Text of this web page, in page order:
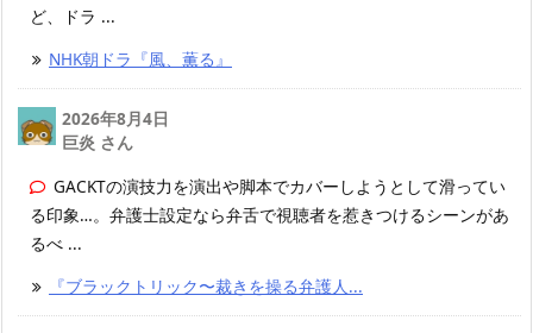
ど、ドラ ...
NHK朝ドラ『風、薫る』
2026年8月4日
巨炎 さん
GACKTの演技力を演出や脚本でカバーしようとして滑ってい
る印象…。弁護士設定なら弁舌で視聴者を惹きつけるシーンがあ
るべ ...
『ブラックトリック〜裁きを操る弁護人...